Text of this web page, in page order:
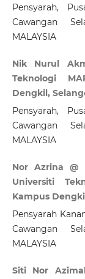
Pensyarah,
Cawangan
MALAYSIA
Nik Nurul
Teknologi
Dengkil,
Pensyarah,
Cawangan
MALAYSIA
Nor Azrina @
Universiti
Kampus
Pensyarah
Cawangan
MALAYSIA
Siti Nor